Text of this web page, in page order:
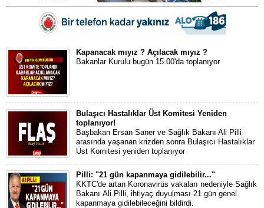
Kapanacak mıyız ? Açılacak mıyız ?
Bakanlar Kurulu bugün 15.00'da toplanıyor
Bulaşıcı Hastalıklar Üst Komitesi Yeniden
toplanıyor!
Başbakan Ersan Saner ve Sağlık Bakanı Ali Pilli
arasında yaşanan krizden sonra Bulaşıcı Hastalıklar
Üst Komitesi yeniden toplanıyor
Pilli: "21 gün kapanmaya gidilebilir..."
KKTC'de artan Koronavirüs vakaları nedeniyle Sağlık
Bakanı Ali Pilli, ihtiyaç duyulması 21 gün genel
kapanmaya gidilebileceğini bildirdi.